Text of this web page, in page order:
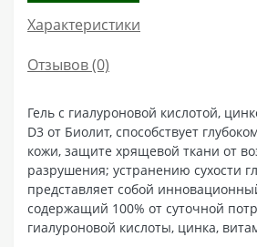
Характеристики
Отзывов (0)
Гель с гиалуроновой кислотой,
D3 от Биолит, способствует
кожи, защите хрящевой ткани от
разрушения; устранению сухости
представляет собой
содержащий 100% от суточной
гиалуроновой кислоты, цинка,